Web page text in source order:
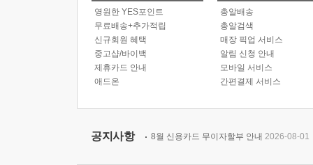
영원한 YES포인트
무료배송+추가적립
신규회원 혜택
중고샵/바이백
제휴카드 안내
애드온
총알배송
총알검색
매장 픽업 서비스
알림 신청 안내
모바일 서비스
간편결제 서비스
공지사항 8월 신용카드 무이자할부 안내 2026-08-01